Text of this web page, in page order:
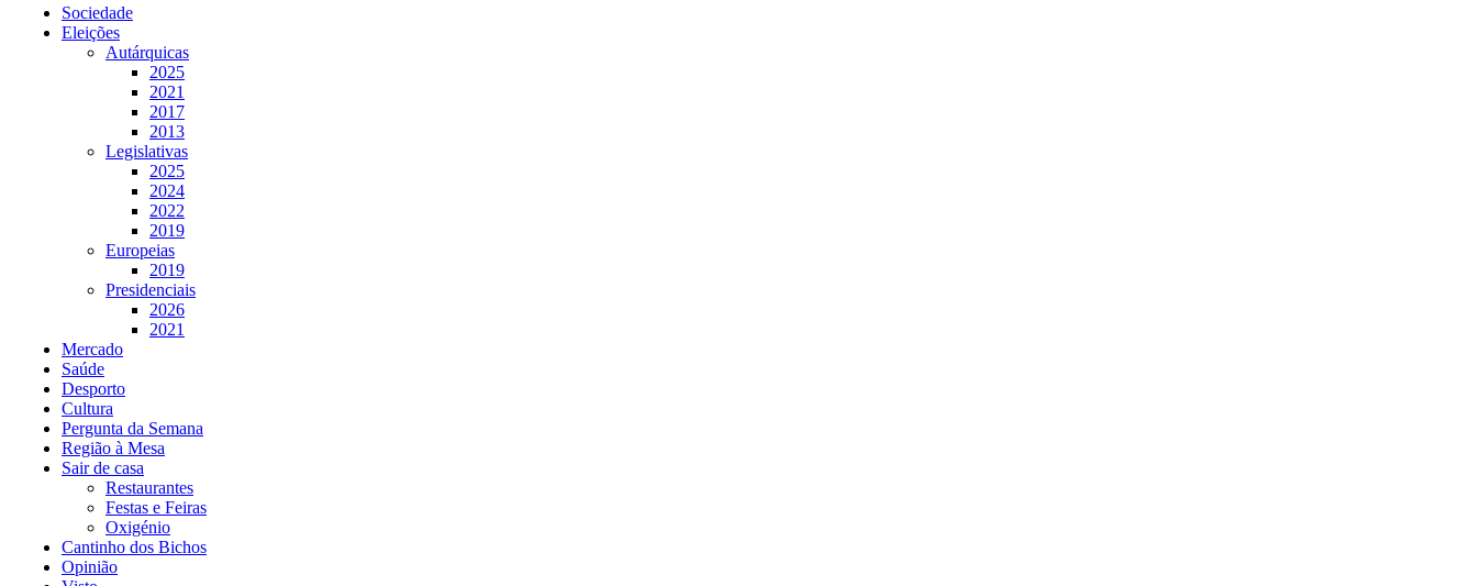
Sociedade
Eleições
Autárquicas
2025
2021
2017
2013
Legislativas
2025
2024
2022
2019
Europeias
2019
Presidenciais
2026
2021
Mercado
Saúde
Desporto
Cultura
Pergunta da Semana
Região à Mesa
Sair de casa
Restaurantes
Festas e Feiras
Oxigénio
Cantinho dos Bichos
Opinião